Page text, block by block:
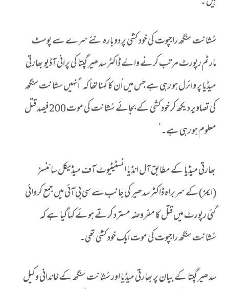
سُشانت سنگھ راجپوت کی خود کشی پر دوبارہ نئے سرے سے پوسٹ
مارٹم رپورٹ مرتب کرنے والے ڈاکٹر سدھیر گپتا کی پرانی آڈیو بھارتی
میڈیا پر وائرل ہو رہی ہے جس میں اُن کا کہنا تھا کہ ’اُنہیں سشانت سنگھ
کی تصاویر دیکھ کر خودکشی کے بجائے سُشانت کی موت 200 فیصد قتل
معلوم ہو رہی ہے۔‘
بھارتی میڈیا کے مطابق آل انڈیا انسٹیٹیوٹ آف میڈیکل سائنسز
(ایمز) کے سربراہ ڈاکٹر سدھیر کی جانب سے سی بی آئی میں جمع کروائی
گئی رپورٹ میں قتل کا مفروضہ مسترد کرتے ہوئے کہا گیا ہے کہ
سُشانت سنگھ راجپوت کی موت ایک خود کشی تھی۔
سدھیر گپتا کے بیان پر بھارتی میڈیا اور سُشانت سنگھ کے خاندانی وکیل